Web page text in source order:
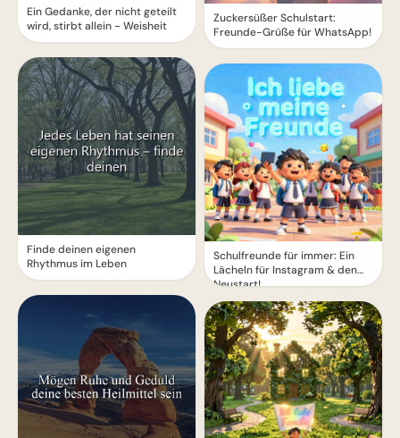
Ein Gedanke, der nicht geteilt
wird, stirbt allein - Weisheit
Finde deinen eigenen
Rhythmus im Leben
Zuckersüßer Schulstart:
Freunde-Grüße für WhatsApp!
Schulfreunde für immer: Ein
Lächeln für Instagram & den
Neustart!